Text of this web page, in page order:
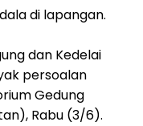
di lapangan.
dan Kedelai
persoalan
Gedung
Rabu (3/6).